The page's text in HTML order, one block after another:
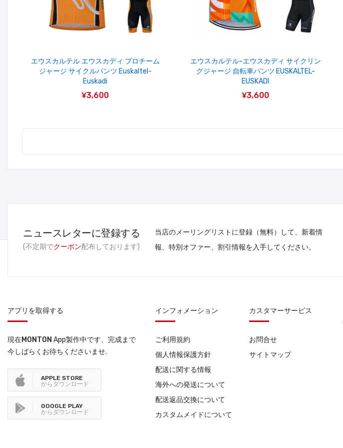
エウスカルテル エウスカディ プロチーム
ジャージ サイクルパンツ Euskaltel-
Euskadi
¥3,600
エウスカルテル-エウスカディ サイクリン
グジャージ 自転車パンツ EUSKALTEL-
EUSKADI
¥3,600
ニュースレターに登録する
(不定期でクーポン配布しております)
当店のメーリングリストに登録（無料）して、新着情
報、特別オファー、割引情報を入手してください。
アプリを取得する
現在MONTON App製作中です、完成まで
今しばらくお待ちくださいませ.
APPLE STORE
からダウンロード
GOOGLE PLAY
からダウンロード
インフォメーション
ご利用規約
個人情報保護方針
配送に関する情報
海外への発送について
配送返品交換について
カスタムメイドについて
カスタマーサービス
お問合せ
サイトマップ